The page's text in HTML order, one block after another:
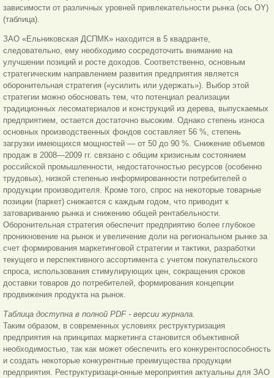
зависимости от различных уровней привлекательности рынка (ось OY)
(таблица).
ЗАО «Ельниковская ДСПМК» находится в 5 квадранте,
следовательно, ему необходимо сосредоточить внимание на
улучшении позиций и росте доходов. Соответственно, основным
стратегическим направлением развития предприятия является
оборонительная стратегия («усилить или удержать»). Выбор этой
стратегии можно обосновать тем, что потенциал реализации
традиционных лесоматериалов и конструкций из дерева, выпускаемых
предприятием, остается достаточно высоким. Однако степень износа
основных производственных фондов составляет 56 %, степень
загрузки имеющихся мощностей — от 50 до 90 %. Снижение объемов
продаж в 2008—2009 гг. связано с общим кризисным состоянием
российской промышленности, недостаточностью ресурсов (особенно
трудовых), низкой степенью информированности потребителей о
продукции производителя. Кроме того, спрос на некоторые товарные
позиции (паркет) снижается с каждым годом, что приводит к
затовариванию рынка и снижению общей рентабельности.
Оборонительная стратегия обеспечит предприятию более глубокое
проникновение на рынок и увеличение доли на региональном рынке за
счет формирования маркетинговой стратегии и тактики, разработки
текущего и перспективного ассортимента с учетом покупательского
спроса, использования стимулирующих цен, сокращения сроков
доставки товаров до потребителей, формирования концепции
продвижения продукта на рынок.
Таблица доступна в полной PDF - версии журнала.
Таким образом, в современных условиях реструктуризация
предприятия на принципах маркетинга становится объективной
необходимостью, так как может обеспечить его конкурентоспособность
и создать некоторые конкурентные преимущества продукции
предприятия. Реструктуризаци-онные мероприятия актуальны для ЗАО